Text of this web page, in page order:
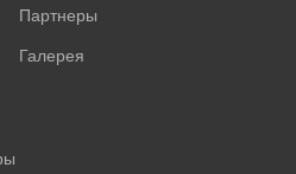
Партнеры
Галерея